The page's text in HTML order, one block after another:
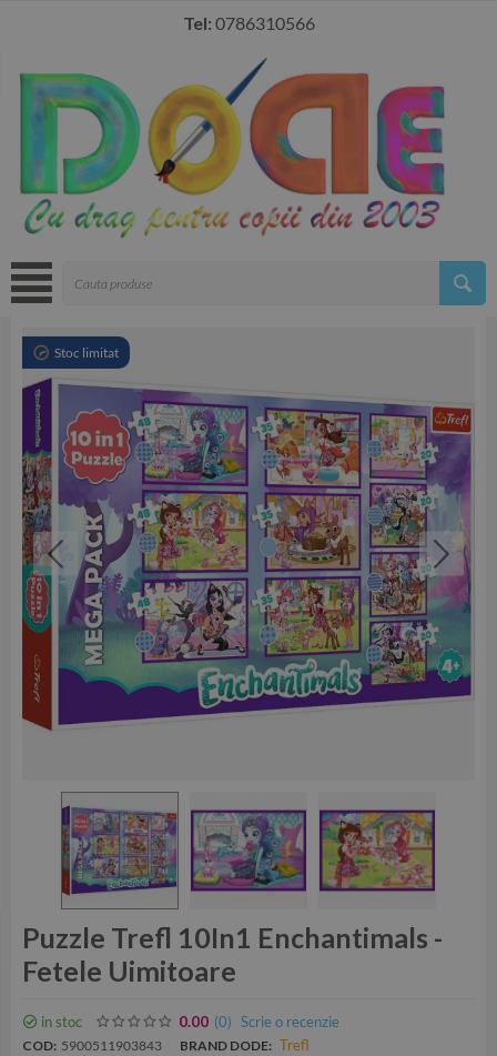
Tel: 0786310566
Stoc limitat
Puzzle Trefl 10In1 Enchantimals -
Fetele Uimitoare
in stoc 0.00 (0) Scrie o recenzie
COD: 5900511903843 BRAND DODE: Trefl